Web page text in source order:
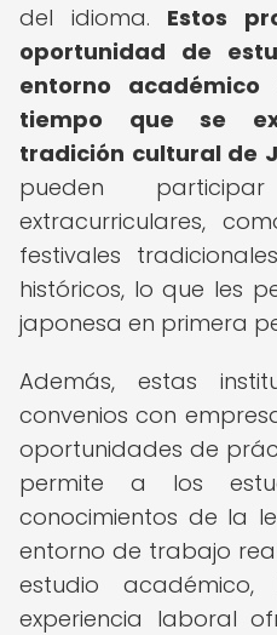
del idioma. Estos
oportunidad de
entorno
tiempo que se
tradición cultural de
pueden
extracurriculares,
festivales
históricos, lo que les
japonesa en primera
Además, estas
convenios con
oportunidades de
permite a los
conocimientos de la
entorno de trabajo
estudio
experiencia laboral